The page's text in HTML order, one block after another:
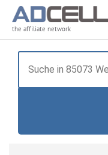
the affiliate network